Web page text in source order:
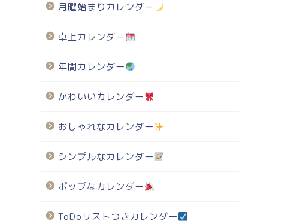
月曜始まりカレンダー
卓上カレンダー
年間カレンダー
かわいいカレンダー
おしゃれなカレンダー
シンプルなカレンダー
ポップなカレンダー
ToDoリストつきカレンダー